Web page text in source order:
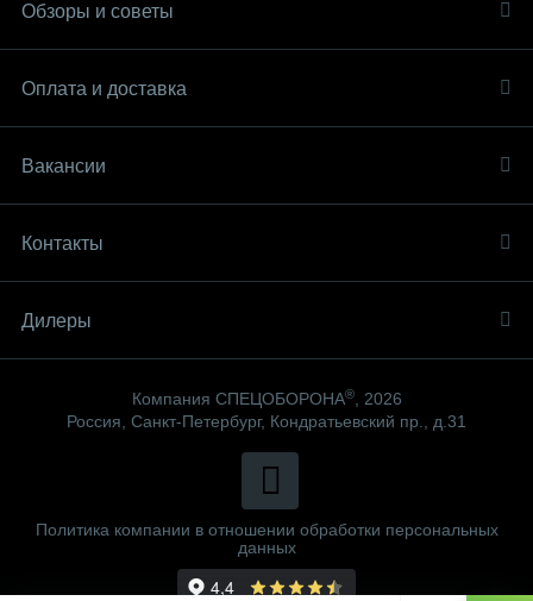
Обзоры и советы
Оплата и доставка
Вакансии
Контакты
Дилеры
Компания СПЕЦОБОРОНА®, 2026
Россия, Санкт-Петербург, Кондратьевский пр., д.31
Политика компании в отношении обработки персональных
данных